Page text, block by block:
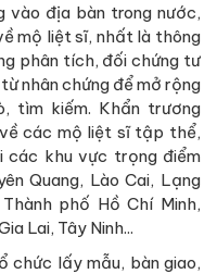
địa bàn trong nước,
mộ liệt sĩ, nhất là thông
phân tích, đối chứng tư
nhân chứng để mở rộng
tìm kiếm. Khẩn trương
các mộ liệt sĩ tập thể,
khu vực trọng điểm
Quang, Lào Cai, Lạng
phố Hồ Chí Minh,
Lai, Tây Ninh...
chức lấy mẫu, bàn giao,